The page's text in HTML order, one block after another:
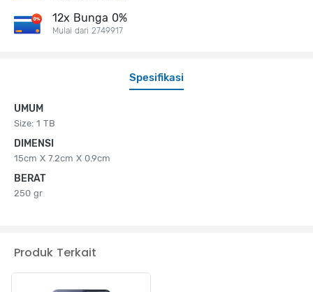
Spesifikasi
UMUM
Size: 1 TB
DIMENSI
15cm X 7.2cm X 0.9cm
BERAT
250 gr
12x Bunga 0%
Mulai dari 2749917
Produk Terkait